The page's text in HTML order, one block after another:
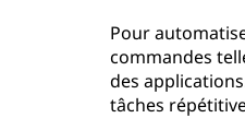
Pour
commandes
des
tâches